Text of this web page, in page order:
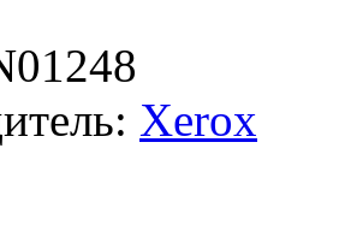
Xerox